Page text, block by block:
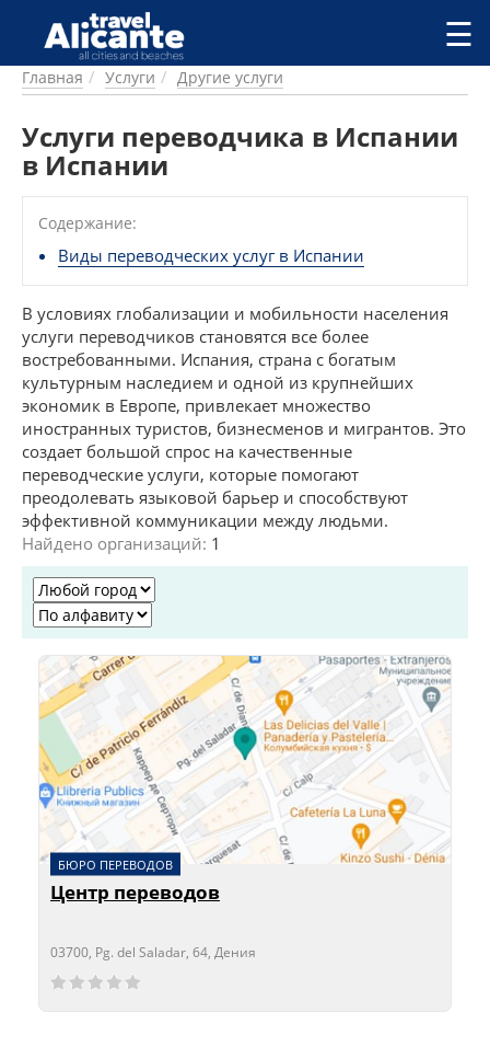
Перейти к основному содержанию
ГОРОДА
ПИТАНИЕ
ПРОЖИВАНИЕ
ПЛЯЖИ
ДОСТОПРИМЕЧАТЕЛЬНОСТИ
КЕМПИНГ
КОМАРКИ (РАЙОНЫ)
РЕЦЕПТЫ
ПРЕДЛОЖЕНИЯ
СТАТЬИ
УСЛУГИ
☰
Главная Услуги Другие услуги
Услуги переводчика в Испании
в Испании
Содержание:
Виды переводческих услуг в Испании
В условиях глобализации и мобильности населения
услуги переводчиков становятся все более
востребованными. Испания, страна с богатым
культурным наследием и одной из крупнейших
экономик в Европе, привлекает множество
иностранных туристов, бизнесменов и мигрантов. Это
создает большой спрос на качественные
переводческие услуги, которые помогают
преодолевать языковой барьер и способствуют
эффективной коммуникации между людьми.
Найдено организаций: 1
БЮРО ПЕРЕВОДОВ
Центр переводов
03700, Pg. del Saladar, 64, Дения
Сейчас открыто!
Сейчас закрыто!